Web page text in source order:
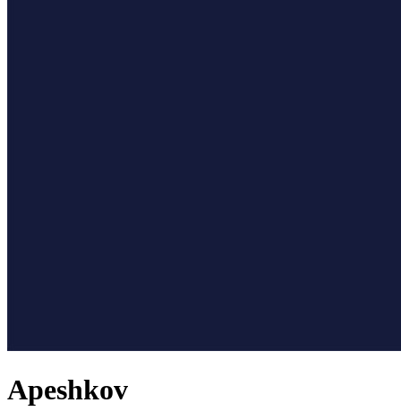
Apeshkov